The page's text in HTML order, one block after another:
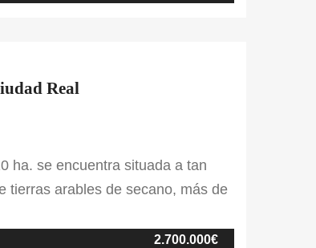
Real
ha. se encuentra situada a tan
tierras arables de secano, más de
en dos casas independientes
2.700.000€